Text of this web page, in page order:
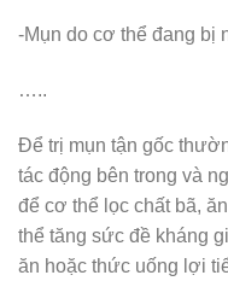
-Mụn do cơ thể đang bị
…..
Để trị mụn tận gốc
tác động bên trong và
để cơ thể lọc chất bã,
thể tăng sức đề kháng
ăn hoặc thức uống lợi